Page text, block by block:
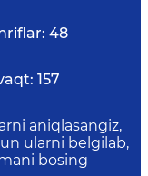
48
157
aniqlasangiz,
ularni belgilab,
bosing